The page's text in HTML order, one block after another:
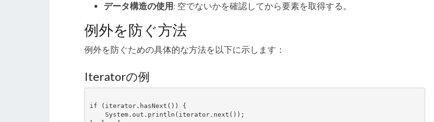
データ構造の使用: 空でないかを確認してから要素を取得する。
例外を防ぐ方法
例外を防ぐための具体的な方法を以下に示します：
Iteratorの例
if (iterator.hasNext()) {